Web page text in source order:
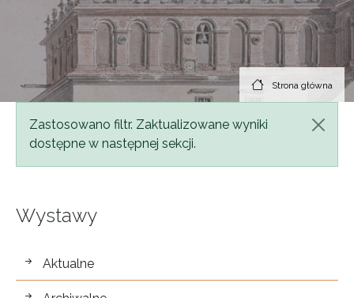
Strona główna
Komunikat
Zastosowano filtr. Zaktualizowane wyniki
dostępne w następnej sekcji.
Wystawy
wystawy
Aktualne